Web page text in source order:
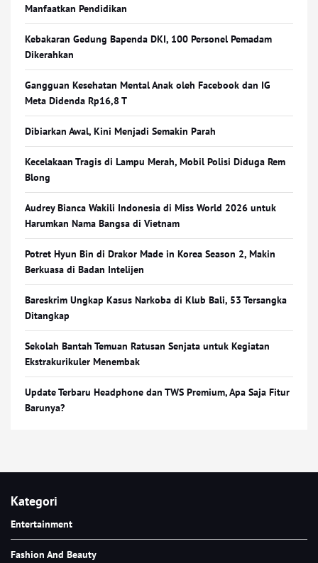
Manfaatkan Pendidikan
Kebakaran Gedung Bapenda DKI, 100 Personel Pemadam
Dikerahkan
Gangguan Kesehatan Mental Anak oleh Facebook dan IG
Meta Didenda Rp16,8 T
Dibiarkan Awal, Kini Menjadi Semakin Parah
Kecelakaan Tragis di Lampu Merah, Mobil Polisi Diduga Rem
Blong
Audrey Bianca Wakili Indonesia di Miss World 2026 untuk
Harumkan Nama Bangsa di Vietnam
Potret Hyun Bin di Drakor Made in Korea Season 2, Makin
Berkuasa di Badan Intelijen
Bareskrim Ungkap Kasus Narkoba di Klub Bali, 53 Tersangka
Ditangkap
Sekolah Bantah Temuan Ratusan Senjata untuk Kegiatan
Ekstrakurikuler Menembak
Update Terbaru Headphone dan TWS Premium, Apa Saja Fitur
Barunya?
Kategori
Entertainment
Fashion And Beauty